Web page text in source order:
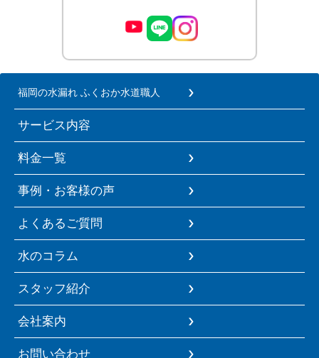
福岡の水漏れ ふくおか水道職人
サービス内容
料金一覧
事例・お客様の声
よくあるご質問
水のコラム
スタッフ紹介
会社案内
お問い合わせ